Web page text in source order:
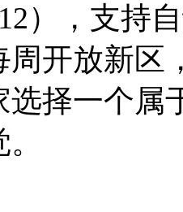
），支持
周开放新区
选择一个属